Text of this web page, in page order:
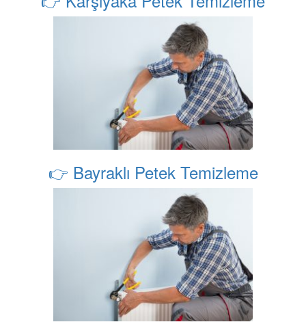
👉 Bayraklı Petek Temizleme